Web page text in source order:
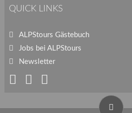
QUICK LINKS
ALPStours Gästebuch
Jobs bei ALPStours
Newsletter